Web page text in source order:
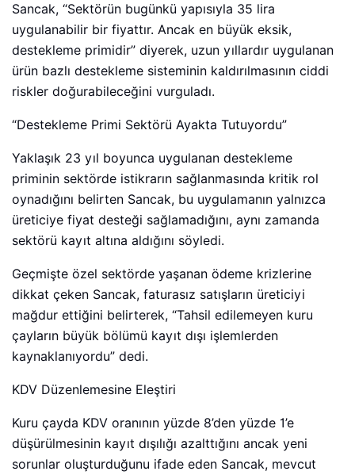
Sancak, “Sektörün bugünkü yapısıyla 35 lira
uygulanabilir bir fiyattır. Ancak en büyük eksik,
destekleme primidir” diyerek, uzun yıllardır uygulanan
ürün bazlı destekleme sisteminin kaldırılmasının ciddi
riskler doğurabileceğini vurguladı.
“Destekleme Primi Sektörü Ayakta Tutuyordu”
Yaklaşık 23 yıl boyunca uygulanan destekleme
priminin sektörde istikrarın sağlanmasında kritik rol
oynadığını belirten Sancak, bu uygulamanın yalnızca
üreticiye fiyat desteği sağlamadığını, aynı zamanda
sektörü kayıt altına aldığını söyledi.
Geçmişte özel sektörde yaşanan ödeme krizlerine
dikkat çeken Sancak, faturasız satışların üreticiyi
mağdur ettiğini belirterek, “Tahsil edilemeyen kuru
çayların büyük bölümü kayıt dışı işlemlerden
kaynaklanıyordu” dedi.
KDV Düzenlemesine Eleştiri
Kuru çayda KDV oranının yüzde 8’den yüzde 1’e
düşürülmesinin kayıt dışılığı azalttığını ancak yeni
sorunlar oluşturduğunu ifade eden Sancak, mevcut